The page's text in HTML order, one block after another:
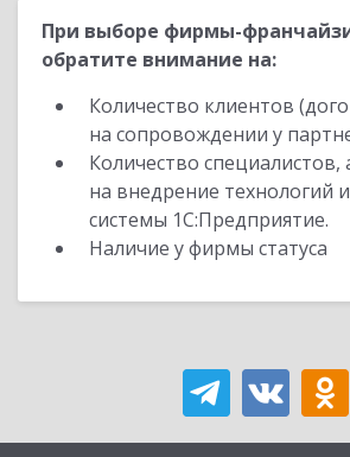
При выборе фирмы-
обратите внимание на:
Количество клиентов
на сопровождении у
Количество специалистов,
на внедрение технологий
системы 1С:Предприятие.
Наличие у фирмы статуса